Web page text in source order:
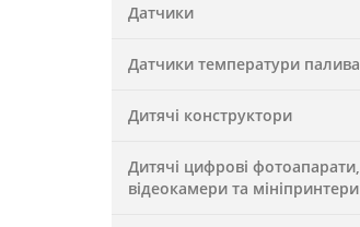
Датчики
Датчики температури палива
Дитячі конструктори
Дитячі цифрові фотоапарати,
відеокамери та мініпринтери